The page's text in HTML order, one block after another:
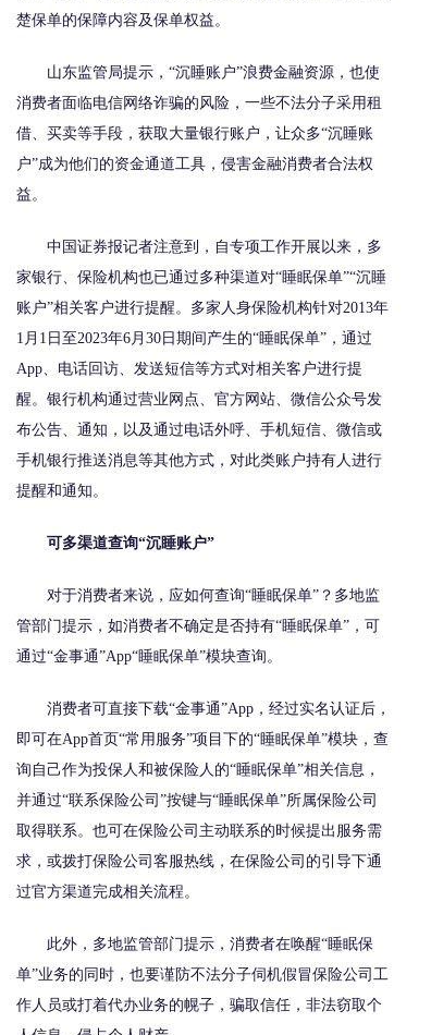
楚保单的保障内容及保单权益。
山东监管局提示，“沉睡账户”浪费金融资源，也使
消费者面临电信网络诈骗的风险，一些不法分子采用租
借、买卖等手段，获取大量银行账户，让众多“沉睡账
户”成为他们的资金通道工具，侵害金融消费者合法权
益。
中国证券报记者注意到，自专项工作开展以来，多
家银行、保险机构也已通过多种渠道对“睡眠保单”“沉睡
账户”相关客户进行提醒。多家人身保险机构针对2013年
1月1日至2023年6月30日期间产生的“睡眠保单”，通过
App、电话回访、发送短信等方式对相关客户进行提
醒。银行机构通过营业网点、官方网站、微信公众号发
布公告、通知，以及通过电话外呼、手机短信、微信或
手机银行推送消息等其他方式，对此类账户持有人进行
提醒和通知。
可多渠道查询“沉睡账户”
对于消费者来说，应如何查询“睡眠保单”？多地监
管部门提示，如消费者不确定是否持有“睡眠保单”，可
通过“金事通”App“睡眠保单”模块查询。
消费者可直接下载“金事通”App，经过实名认证后，
即可在App首页“常用服务”项目下的“睡眠保单”模块，查
询自己作为投保人和被保险人的“睡眠保单”相关信息，
并通过“联系保险公司”按键与“睡眠保单”所属保险公司
取得联系。也可在保险公司主动联系的时候提出服务需
求，或拨打保险公司客服热线，在保险公司的引导下通
过官方渠道完成相关流程。
此外，多地监管部门提示，消费者在唤醒“睡眠保
单”业务的同时，也要谨防不法分子伺机假冒保险公司工
作人员或打着代办业务的幌子，骗取信任，非法窃取个